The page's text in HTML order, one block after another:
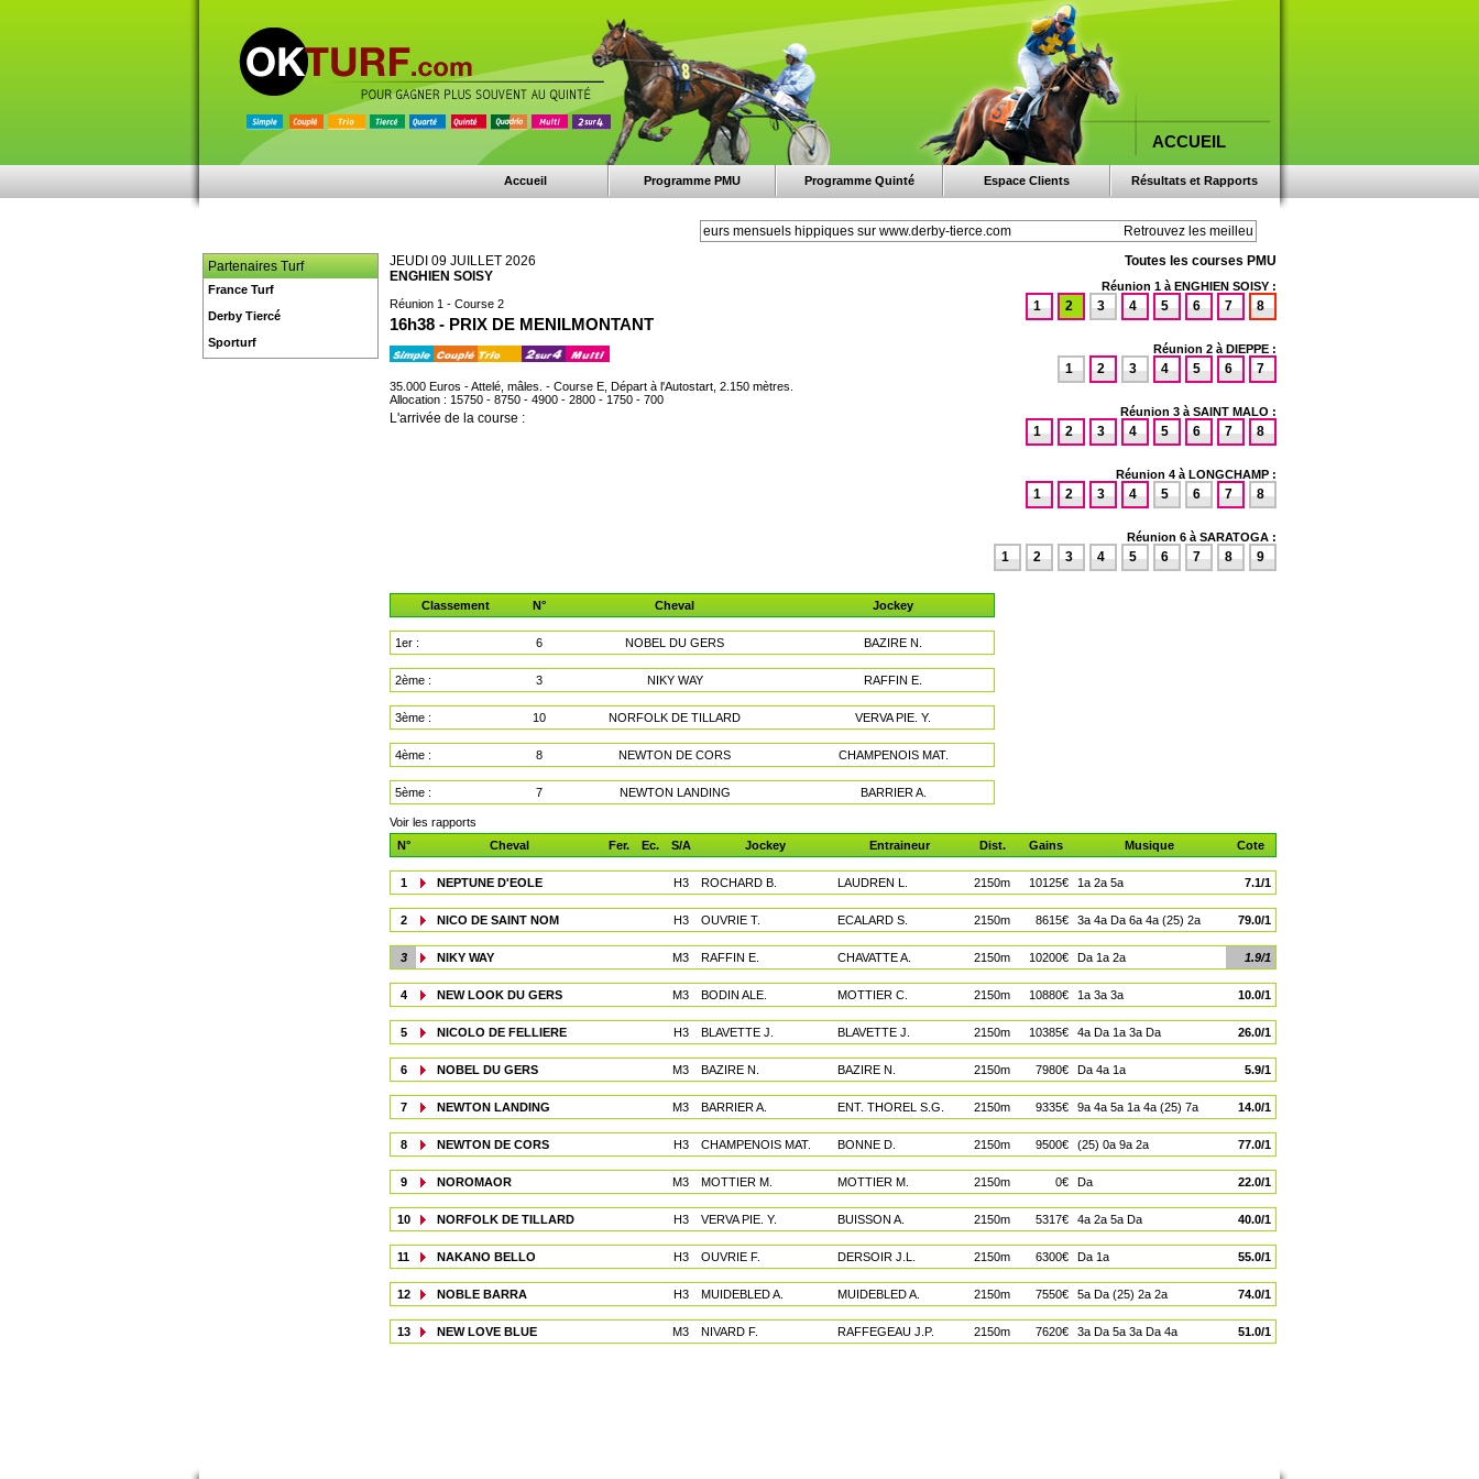
ACCUEIL
Résultats et Rapports
Espace Clients
Programme Quinté
Programme PMU
Accueil
Toutes les courses PMU
Réunion 1 à ENGHIEN SOISY :
8
7
6
5
4
3
2
1
Réunion 2 à DIEPPE :
7
6
5
4
3
2
1
Réunion 3 à SAINT MALO :
8
7
6
5
4
3
2
1
Réunion 4 à LONGCHAMP :
8
7
6
5
4
3
2
1
Réunion 6 à SARATOGA :
9
8
7
6
5
4
3
2
1
JEUDI 09 JUILLET 2026
ENGHIEN SOISY
Réunion 1 - Course 2
16h38 - PRIX DE MENILMONTANT
35.000 Euros - Attelé, mâles. - Course E, Départ à l'Autostart, 2.150 mètres.
Allocation : 15750 - 8750 - 4900 - 2800 - 1750 - 700
L'arrivée de la course :
Classement N° Cheval Jockey
1er : 6 NOBEL DU GERS BAZIRE N.
2ème : 3 NIKY WAY RAFFIN E.
3ème : 10 NORFOLK DE TILLARD VERVA PIE. Y.
4ème : 8 NEWTON DE CORS CHAMPENOIS MAT.
5ème : 7 NEWTON LANDING BARRIER A.
Voir les rapports
N°
Cheval Fer. Ec. S/A Jockey Entraineur Dist. Gains Musique Cote
1 NEPTUNE D'EOLE H3 ROCHARD B. LAUDREN L. 2150m 10125€ 1a 2a 5a 7.1/1
2 NICO DE SAINT NOM H3 OUVRIE T. ECALARD S. 2150m 8615€ 3a 4a Da 6a 4a (25) 2a 79.0/1
3 NIKY WAY M3 RAFFIN E. CHAVATTE A. 2150m 10200€ Da 1a 2a 1.9/1
4 NEW LOOK DU GERS M3 BODIN ALE. MOTTIER C. 2150m 10880€ 1a 3a 3a 10.0/1
5 NICOLO DE FELLIERE H3 BLAVETTE J. BLAVETTE J. 2150m 10385€ 4a Da 1a 3a Da 26.0/1
6 NOBEL DU GERS M3 BAZIRE N. BAZIRE N. 2150m 7980€ Da 4a 1a 5.9/1
7 NEWTON LANDING M3 BARRIER A. ENT. THOREL S.G. 2150m 9335€ 9a 4a 5a 1a 4a (25) 7a 14.0/1
8 NEWTON DE CORS H3 CHAMPENOIS MAT. BONNE D. 2150m 9500€ (25) 0a 9a 2a 77.0/1
9 NOROMAOR M3 MOTTIER M. MOTTIER M. 2150m 0€ Da 22.0/1
10 NORFOLK DE TILLARD H3 VERVA PIE. Y. BUISSON A. 2150m 5317€ 4a 2a 5a Da 40.0/1
11 NAKANO BELLO H3 OUVRIE F. DERSOIR J.L. 2150m 6300€ Da 1a 55.0/1
12 NOBLE BARRA H3 MUIDEBLED A. MUIDEBLED A. 2150m 7550€ 5a Da (25) 2a 2a 74.0/1
13 NEW LOVE BLUE M3 NIVARD F. RAFFEGEAU J.P. 2150m 7620€ 3a Da 5a 3a Da 4a 51.0/1
Partenaires Turf
France Turf
Derby Tiercé
Sporturf